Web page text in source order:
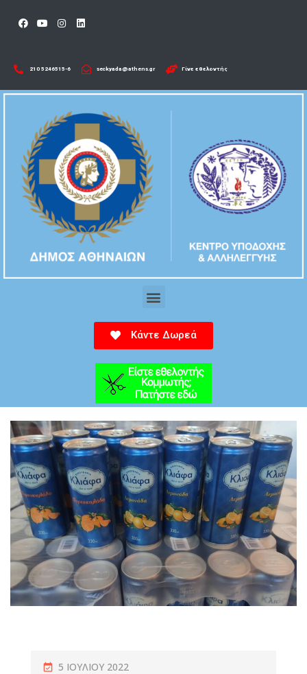
210 5246515-6​ seckyada@athens.gr Γίνε εθελοντής
Κάντε Δωρεά
5 ΙΟΥΛΊΟΥ 2022